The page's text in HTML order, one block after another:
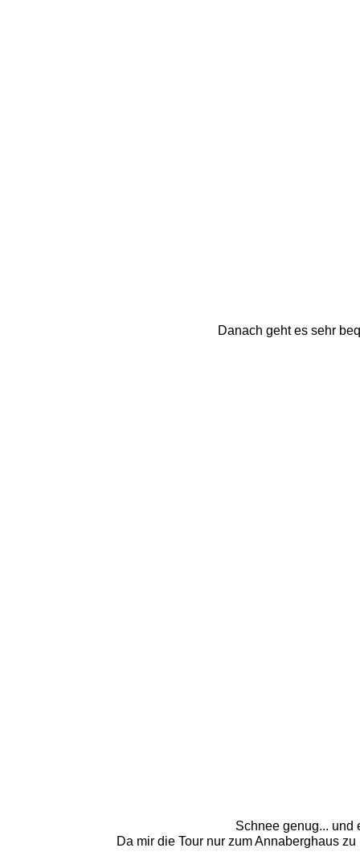
Danach geht es sehr
Schnee genug...
Da mir die Tour nur zum Annaberghaus